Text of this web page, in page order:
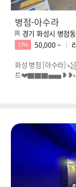
병점-아수라
경기 화성시 병점
17% 50,000 ~
화성 병점 [아수라
트